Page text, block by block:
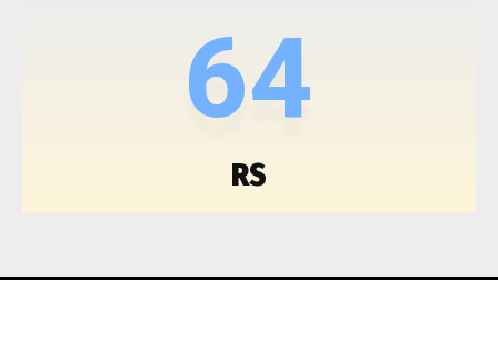
64
RS